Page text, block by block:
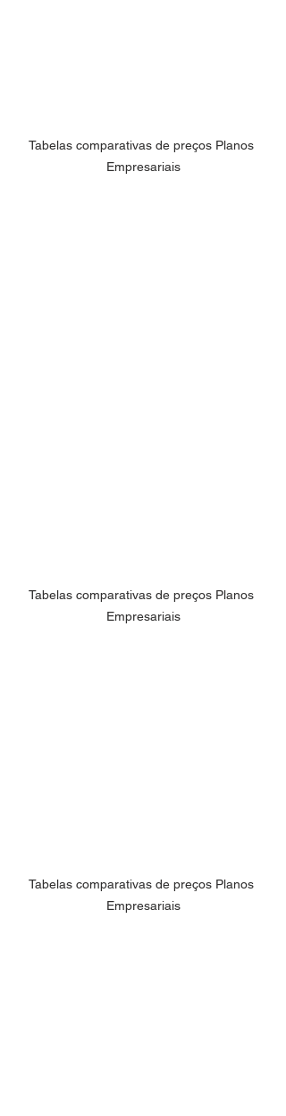
Tabelas comparativas de preços Planos
Empresariais
Tabelas comparativas de preços Planos
Empresariais
Tabelas comparativas de preços Planos
Empresariais